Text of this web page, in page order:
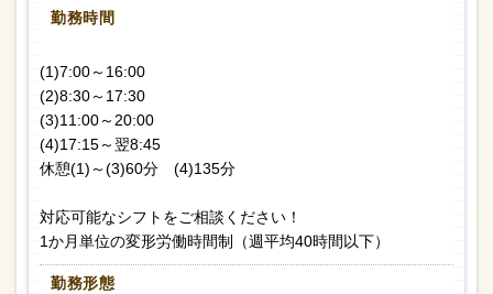
勤務時間
(1)7:00～16:00
(2)8:30～17:30
(3)11:00～20:00
(4)17:15～翌8:45
休憩(1)～(3)60分 (4)135分
対応可能なシフトをご相談ください！
1か月単位の変形労働時間制（週平均40時間以下）
勤務形態